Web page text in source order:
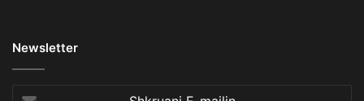
Newsletter